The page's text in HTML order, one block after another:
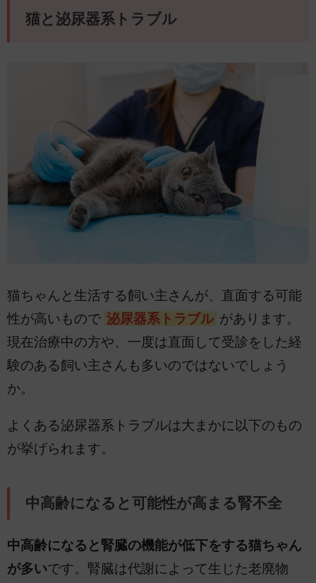
猫と泌尿器系トラブル
猫ちゃんと生活する飼い主さんが、直面する可能
性が高いもので 泌尿器系トラブル があります。
現在治療中の方や、一度は直面して受診をした経
験のある飼い主さんも多いのではないでしょう
か。
よくある泌尿器系トラブルは大まかに以下のもの
が挙げられます。
中高齢になると可能性が高まる腎不全
中高齢になると腎臓の機能が低下をする猫ちゃん
が多いです。腎臓は代謝によって生じた老廃物